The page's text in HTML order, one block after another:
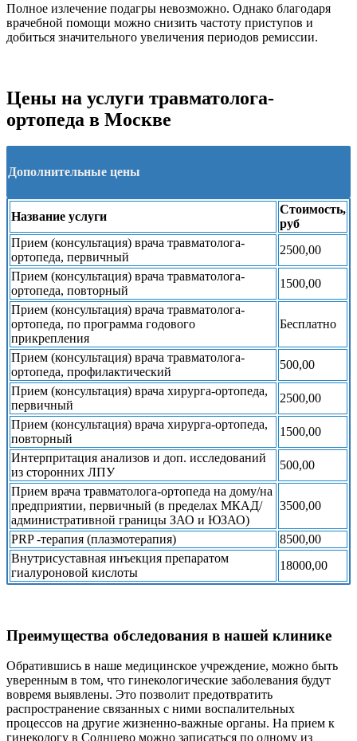
Полное излечение подагры невозможно. Однако благодаря
врачебной помощи можно снизить частоту приступов и
добиться значительного увеличения периодов ремиссии.
Цены на услуги травматолога-
ортопеда в Москве
Дополнительные цены
Название услуги
Стоимость,
руб
Прием (консультация) врача травматолога-
ортопеда, первичный
2500,00
Прием (консультация) врача травматолога-
ортопеда, повторный
1500,00
Прием (консультация) врача травматолога-
ортопеда, по программа годового
прикрепления
Бесплатно
Прием (консультация) врача травматолога-
ортопеда, профилактический
500,00
Прием (консультация) врача хирурга-ортопеда,
первичный
2500,00
Прием (консультация) врача хирурга-ортопеда,
повторный
1500,00
Интерпритация анализов и доп. исследований
из сторонних ЛПУ
500,00
Прием врача травматолога-ортопеда на дому/на
предприятии, первичный (в пределах МКАД/
административной границы ЗАО и ЮЗАО)
3500,00
PRP -терапия (плазмотерапия)
8500,00
Внутрисуставная инъекция препаратом
гиалуроновой кислоты
18000,00
Преимущества обследования в нашей клинике
Обратившись в наше медицинское учреждение, можно быть
уверенным в том, что гинекологические заболевания будут
вовремя выявлены. Это позволит предотвратить
распространение связанных с ними воспалительных
процессов на другие жизненно-важные органы. На прием к
гинекологу в Солнцево можно записаться по одному из